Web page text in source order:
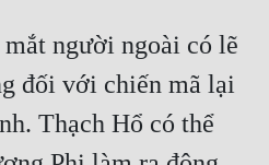
người ngoài có lẽ
đối với chiến mã lại
Thạch Hổ có thể